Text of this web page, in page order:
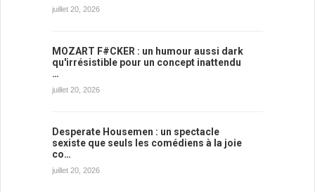
juillet 20, 2026
MOZART F#CKER : un humour aussi dark
qu'irrésistible pour un concept inattendu
…
juillet 20, 2026
Desperate Housemen : un spectacle
sexiste que seuls les comédiens à la joie
co…
juillet 20, 2026